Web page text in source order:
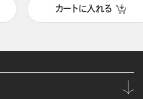
カートに入れる